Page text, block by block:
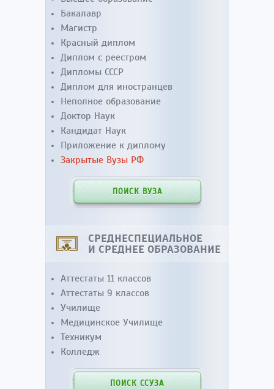
Бакалавр
Магистр
Красный диплом
Диплом с реестром
Дипломы СССР
Диплом для иностранцев
Неполное образование
Доктор Наук
Кандидат Наук
Приложение к диплому
Закрытые Вузы РФ
ПОИСК ВУЗА
СРЕДНЕСПЕЦИАЛЬНОЕ
И СРЕДНЕЕ ОБРАЗОВАНИЕ
Аттестаты 11 классов
Аттестаты 9 классов
Училище
Медицинское Училище
Техникум
Колледж
ПОИСК ССУЗА